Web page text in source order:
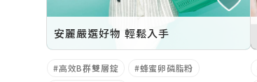
安麗嚴選好物 輕鬆入手
高效B群雙層錠
蜂蜜卵磷脂粉